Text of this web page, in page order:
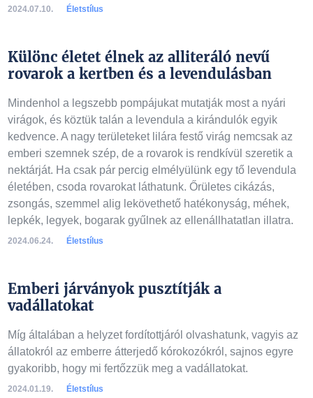
2024.07.10. Életstílus
Különc életet élnek az alliteráló nevű
rovarok a kertben és a levendulásban
Mindenhol a legszebb pompájukat mutatják most a nyári
virágok, és köztük talán a levendula a kirándulók egyik
kedvence. A nagy területeket lilára festő virág nemcsak az
emberi szemnek szép, de a rovarok is rendkívül szeretik a
nektárját. Ha csak pár percig elmélyülünk egy tő levendula
életében, csoda rovarokat láthatunk. Őrületes cikázás,
zsongás, szemmel alig lekövethető hatékonyság, méhek,
lepkék, legyek, bogarak gyűlnek az ellenállhatatlan illatra.
2024.06.24. Életstílus
Emberi járványok pusztítják a
vadállatokat
Míg általában a helyzet fordítottjáról olvashatunk, vagyis az
állatokról az emberre átterjedő kórokozókról, sajnos egyre
gyakoribb, hogy mi fertőzzük meg a vadállatokat.
2024.01.19. Életstílus